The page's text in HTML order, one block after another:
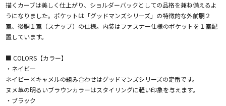
描くカーブは美しく仕上がり、ショルダーバックとしての品格を兼ね備えるよ
うになりました。ポケットは「グッドマンズシリーズ」の特徴的な外前胴２
室、後胴１室（スナップ）の仕様。内装はファスナー仕様のポケットを１室配
置しています。
■ COLORS【カラー】
・ネイビー
ネイビー×キャメルの組み合わせはグッドマンズシリーズの定番です。
ヌメ革の明るいブラウンカラーはスタイリングに軽い印象を与えます。
・ブラック